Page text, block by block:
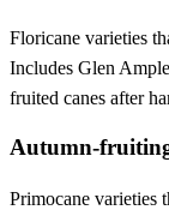
Floricane varieties
Includes Glen
fruited canes after
Autumn-
Primocane varieties